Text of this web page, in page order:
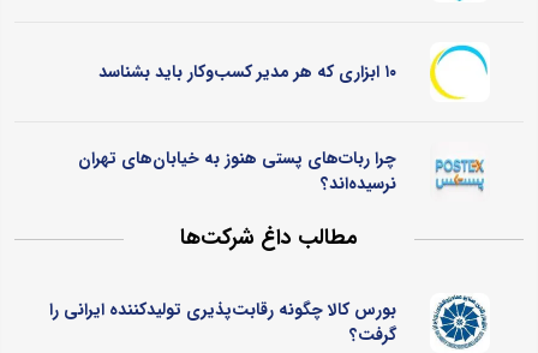
۱۰ ابزاری که هر مدیر کسب‌وکار باید بشناسد
چرا ربات‌های پستی هنوز به خیابان‌های تهران
نرسیده‌اند؟
مطالب داغ شرکت‌ها
بورس کالا چگونه رقابت‌پذیری تولیدکننده ایرانی را
گرفت؟